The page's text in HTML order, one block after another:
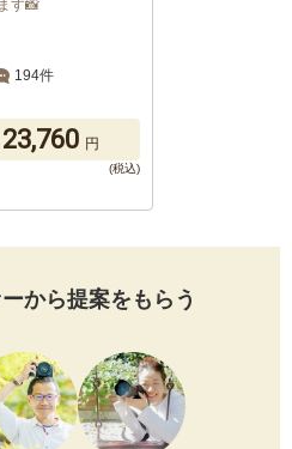
す📸
194件
23,760 円
から提案をもらう